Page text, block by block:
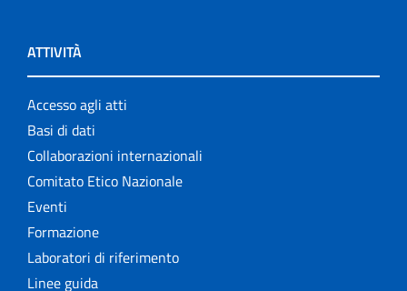
ATTIVITÀ
Accesso agli atti
Basi di dati
Collaborazioni internazionali
Comitato Etico Nazionale
Eventi
Formazione
Laboratori di riferimento
Linee guida